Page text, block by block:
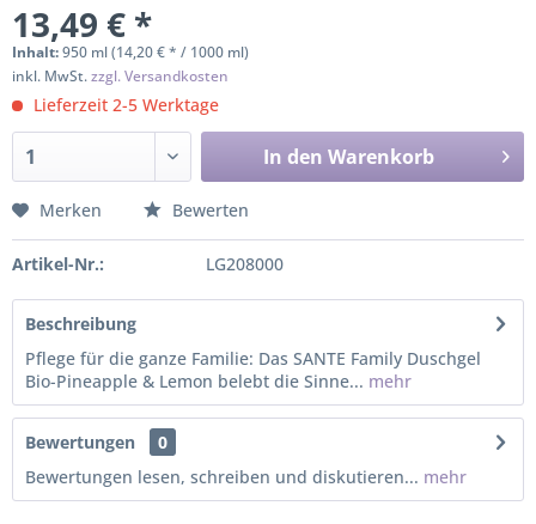
13,49 € *
Inhalt:950 ml (14,20 € * / 1000 ml)
inkl. MwSt.zzgl. Versandkosten
Lieferzeit 2-5 Werktage
In den Warenkorb
Merken Bewerten
Artikel-Nr.: LG208000
Beschreibung
Pflege für die ganze Familie: Das SANTE Family Duschgel
Bio-Pineapple & Lemon belebt die Sinne... mehr
Bewertungen
0
Bewertungen lesen, schreiben und diskutieren... mehr